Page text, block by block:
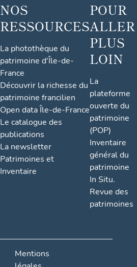
NOS
RESSOURCES
La photothèque du
patrimoine d'Île-de-
France
Découvrir la richesse du
patrimoine francilien
Open data Île-de-France
Le catalogue des
publications
La newsletter
Patrimoines et
Inventaire
POUR
ALLER
PLUS
LOIN
La
plateforme
ouverte du
patrimoine
(POP)
Inventaire
général du
patrimoine
In Situ.
Revue des
patrimoines
Mentions